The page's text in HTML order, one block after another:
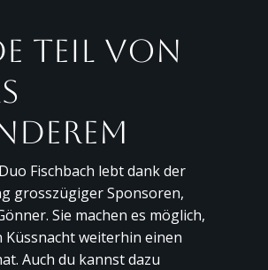
Teil von
Fischbach lebt dank der
grosszügiger Sponsoren,
Sie machen es möglich,
Küssnacht weiterhin einen
Auch du kannst dazu